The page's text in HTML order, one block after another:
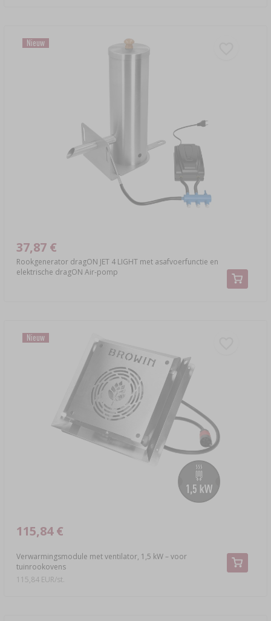
Nieuw
Rookgenerator dragON JET 4 LIGHT met asafvoerfunctie en
elektrische dragON Air-pomp
37,87 €
Nieuw
Verwarmingsmodule met ventilator, 1,5 kW – voor
tuinrookovens
115,84 €
115,84 EUR/st.